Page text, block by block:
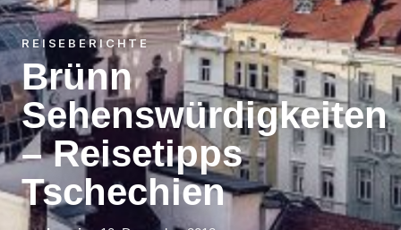
REISEBERICHTE
Brünn
Sehenswürdigkeiten
– Reisetipps
Tschechien